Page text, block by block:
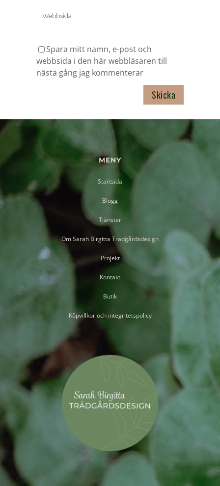
Spara mitt namn, e-post och
webbsida i den här webbläsaren till
nästa gång jag kommenterar
MENY
Startsida
Blogg
Tjänster
Om Sarah Birgitta Trädgårdsdesign
Projekt
Kontakt
Butik
Köpvillkor och integritetspolicy